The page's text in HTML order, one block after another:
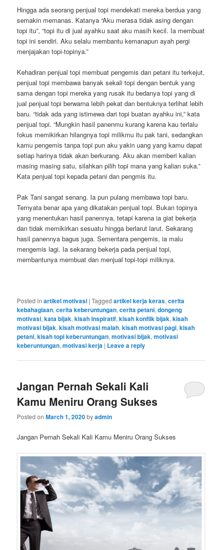
Hingga ada seorang penjual topi mendekati mereka berdua yang
semakin memanas. Katanya “Aku merasa tidak asing dengan
topi itu”, “topi itu di jual ayahku saat aku masih kecil. Ia membuat
topi ini sendiri. Aku selalu membantu kemanapun ayah pergi
menjajakan topi-topinya.”
Kehadiran penjual topi membuat pengemis dan petani itu terkejut,
penjual topi membawa banyak sekali topi dengan bentuk yang
sama dengan topi mereka yang rusak itu bedanya topi yang di
jual penjual topi berwarna lebih pekat dan bentuknya terlihat lebih
baru. “tidak ada yang istimewa dari topi buatan ayahku ini,” kata
penjual topi. “Mungkin hasil panenmu kurang karena kau terlalu
fokus memikirkan hilangnya topi milikmu itu pak tani, sedangkan
kamu pengemis tanpa topi pun aku yakin uang yang kamu dapat
setiap harinya tidak akan berkurang. Aku akan memberi kalian
masing masing satu, silahkan pilih topi mana yang kalian suka.”
Kata penjual topi kepada petani dan pengmis itu.
Pak Tani sangat senang. Ia pun pulang membawa topi baru.
Ternyata benar apa yang dikatakan penjual topi. Bukan topinya
yang menentukan hasil panennya, tetapi karena ia giat bekerja
dan tidak memikirkan sesuatu hingga berlarut larut. Sekarang
hasil panennya bagus juga. Sementara pengemis, ia malu
mengemis lagi. Ia sekarang bekerja pada penjual topi,
membantunya membuat dan menjual topi-topi miliknya.
Posted in artikel motivasi |Tagged artikel kerja keras,cerita
kebahagiaan,cerita keberuntungan,cerita petani,dongeng
motivasi,kata bijak,kisah inspiratif,kisah konflik bijak,kisah
motivasi bijak,kisah motivasi malah,kisah motivasi pagi,kisah
petani,kisah topi keberuntungan,motivasi bijak,motivasi
keberuntungan,motivasi kerja | Leave a reply
Jangan Pernah Sekali Kali
Kamu Meniru Orang Sukses
Posted onMarch 1, 2020byadmin
Jangan Pernah Sekali Kali Kamu Meniru Orang Sukses